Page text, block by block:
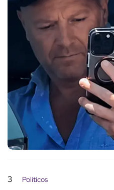
3 Políticos